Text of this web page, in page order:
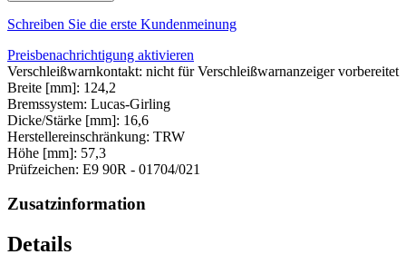
Schreiben Sie die erste Kundenmeinung
Preisbenachrichtigung aktivieren
Verschleißwarnkontakt: nicht für Verschleißwarnanzeiger vorbereitet
Breite [mm]: 124,2
Bremssystem: Lucas-Girling
Dicke/Stärke [mm]: 16,6
Herstellereinschränkung: TRW
Höhe [mm]: 57,3
Prüfzeichen: E9 90R - 01704/021
Zusatzinformation
Details